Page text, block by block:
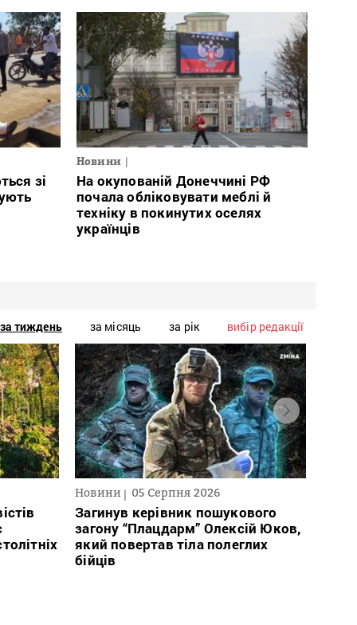
зі
Новини
На окупованій Донеччині РФ
почала обліковувати меблі й
техніку в покинутих оселях
українців
за тиждень за місяць за рік вибір редакції
Новини 05 Серпня 2026
Загинув керівник пошукового
загону “Плацдарм” Олексій Юков,
який повертав тіла полеглих
бійців